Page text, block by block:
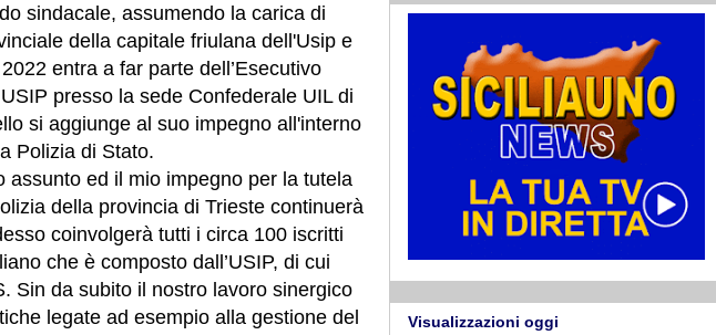
sindacale, assumendo la carica di
della capitale friulana dell'Usip e
entra a far parte dell’Esecutivo
presso la sede Confederale UIL di
si aggiunge al suo impegno all'interno
Polizia di Stato.
assunto ed il mio impegno per la tutela
della provincia di Trieste continuerà
coinvolgerà tutti i circa 100 iscritti
che è composto dall’USIP, di cui
Sin da subito il nostro lavoro sinergico
legate ad esempio alla gestione del
Visualizzazioni oggi